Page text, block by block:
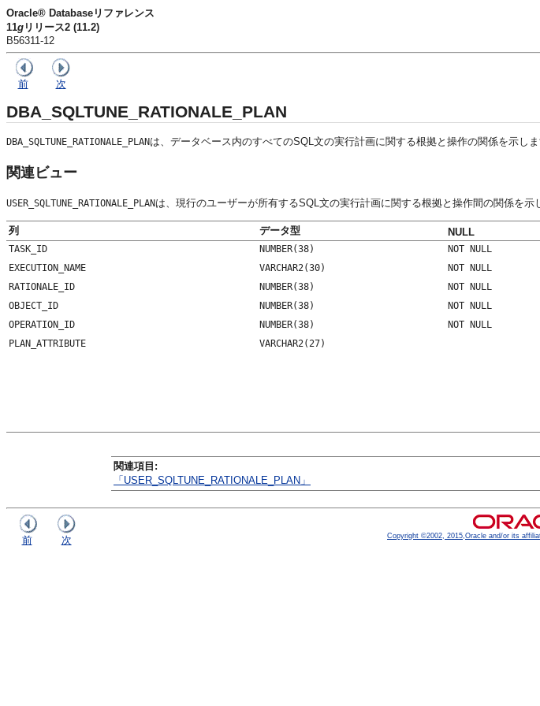
Oracle® Databaseリファレンス
11g リリース2 (11.2)
B56311-12
前 次
DBA_SQLTUNE_RATIONALE_PLAN
DBA_SQLTUNE_RATIONALE_PLANは、データベース内のすべてのSQL文の実行計画に関する根拠と操作の関係を示しま
関連ビュー
USER_SQLTUNE_RATIONALE_PLANは、現行のユーザーが所有するSQL文の実行計画に関する根拠と操作間の関係を示
列 データ型 NULL
TASK_ID NUMBER(38) NOT NULL
EXECUTION_NAME VARCHAR2(30) NOT NULL
RATIONALE_ID NUMBER(38) NOT NULL
OBJECT_ID NUMBER(38) NOT NULL
OPERATION_ID NUMBER(38) NOT NULL
PLAN_ATTRIBUTE VARCHAR2(27)
関連項目:
「USER_SQLTUNE_RATIONALE_PLAN」
前 次 Copyright ©2002, 2015,Oracle and/or its